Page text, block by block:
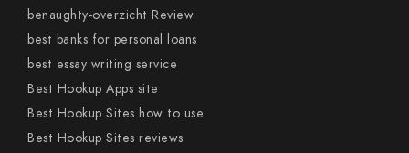
benaughty-overzicht Review
best banks for personal loans
best essay writing service
Best Hookup Apps site
Best Hookup Sites how to use
Best Hookup Sites reviews